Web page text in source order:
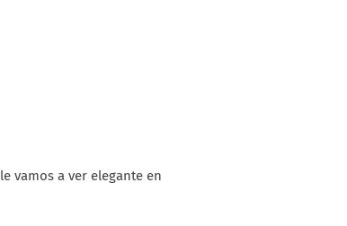
le vamos a ver elegante en